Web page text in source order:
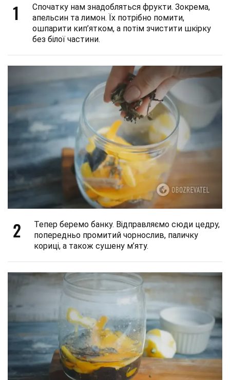
1
Спочатку нам знадобляться фрукти. Зокрема,
апельсин та лимон. Їх потрібно помити,
ошпарити кип’ятком, а потім зчистити шкірку
без білої частини.
2
Тепер беремо банку. Відправляємо сюди цедру,
попередньо промитий чорнослив, паличку
кориці, а також сушену м’яту.